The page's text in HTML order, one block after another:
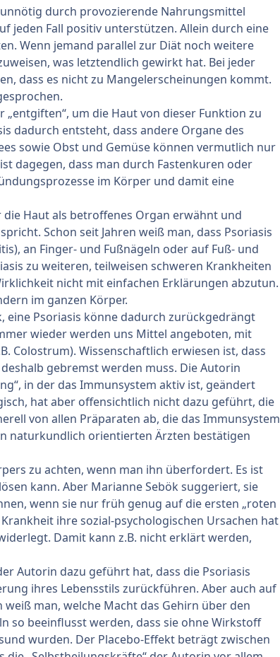
durch provozierende Nahrungsmittel
jeden Fall positiv unterstützen. Allein durch eine
Wenn jemand parallel zur Diät noch weitere
was letztendlich gewirkt hat. Bei jeder
dass es nicht zu Mangelerscheinungen kommt.
um die Haut von dieser Funktion zu
dadurch entsteht, dass andere Organe des
sowie Obst und Gemüse können vermutlich nur
dagegen, dass man durch Fastenkuren oder
im Körper und damit eine
Haut als betroffenes Organ erwähnt und
Schon seit Jahren weiß man, dass Psoriasis
an Finger- und Fußnägeln oder auf Fuß- und
zu weiteren, teilweisen schweren Krankheiten
nicht mit einfachen Erklärungen abzutun.
im ganzen Körper.
eine Psoriasis könne dadurch zurückgedrängt
wieder werden uns Mittel angeboten, mit
Colostrum). Wissenschaftlich erwiesen ist, dass
gebremst werden muss. Die Autorin
in der das Immunsystem aktiv ist, geändert
hat aber offensichtlich nicht dazu geführt, die
von allen Präparaten ab, die das Immunsystem
naturkundlich orientierten Ärzten bestätigen
zu achten, wenn man ihn überfordert. Es ist
kann. Aber Marianne Sebök suggeriert, sie
wenn sie nur früh genug auf die ersten „roten
ihre sozial-psychologischen Ursachen hat
Damit kann z.B. nicht erklärt werden,
Autorin dazu geführt hat, dass die Psoriasis
ihres Lebensstils zurückführen. Aber auch auf
man, welche Macht das Gehirn über den
so beeinflusst werden, dass sie ohne Wirkstoff
wurden. Der Placebo-Effekt beträgt zwischen